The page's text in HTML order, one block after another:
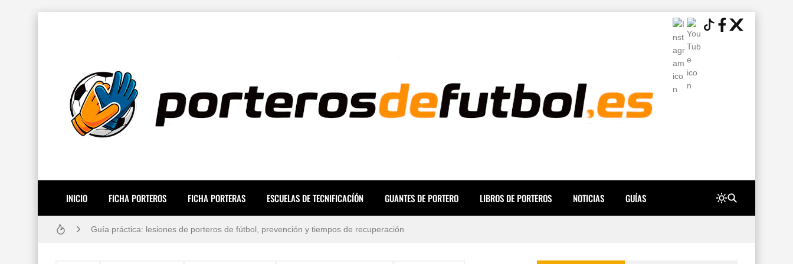
INICIO FICHA PORTEROS FICHA PORTERAS ESCUELAS DE TECNIFICACÍÓN GUANTES DE PORTERO LIBROS DE PORTEROS NOTICIAS GUÍAS
Los 10 porteros de fútbol mejor pagados del mundo en 2026 (Ranking y Sueldos)
Guía práctica: lesiones de porteros de fútbol, prevención y tiempos de recuperación